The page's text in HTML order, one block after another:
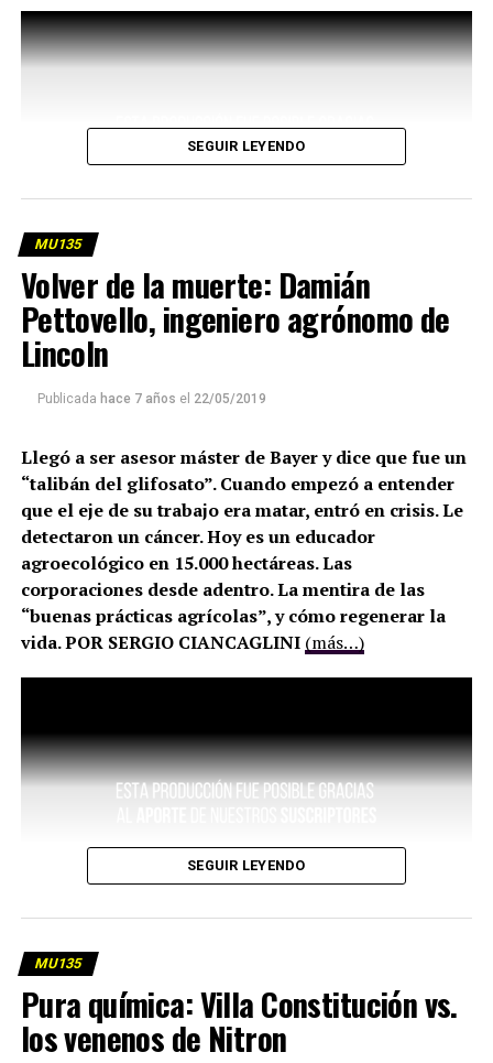
SEGUIR LEYENDO
MU135
Volver de la muerte: Damián
Pettovello, ingeniero agrónomo de
Lincoln
Publicada hace 7 años el 22/05/2019
Llegó a ser asesor máster de Bayer y dice que fue un
“talibán del glifosato”. Cuando empezó a entender
que el eje de su trabajo era matar, entró en crisis. Le
detectaron un cáncer. Hoy es un educador
agroecológico en 15.000 hectáreas. Las
corporaciones desde adentro. La mentira de las
“buenas prácticas agrícolas”, y cómo regenerar la
vida. POR SERGIO CIANCAGLINI (más…)
SEGUIR LEYENDO
MU135
Pura química: Villa Constitución vs.
los venenos de Nitron